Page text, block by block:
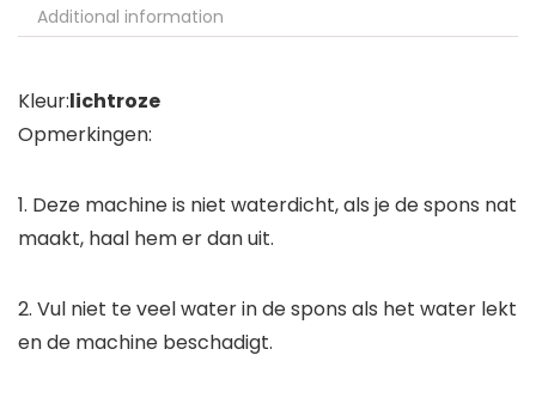
Additional information
Kleur:lichtroze
Opmerkingen:
1. Deze machine is niet waterdicht, als je de spons nat
maakt, haal hem er dan uit.
2. Vul niet te veel water in de spons als het water lekt
en de machine beschadigt.